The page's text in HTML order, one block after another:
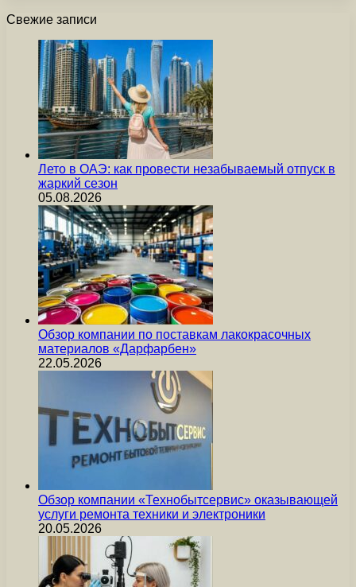
Свежие записи
Лето в ОАЭ: как провести незабываемый отпуск в
жаркий сезон
05.08.2026
Обзор компании по поставкам лакокрасочных
материалов «Дарфарбен»
22.05.2026
Обзор компании «Технобытсервис» оказывающей
услуги ремонта техники и электроники
20.05.2026